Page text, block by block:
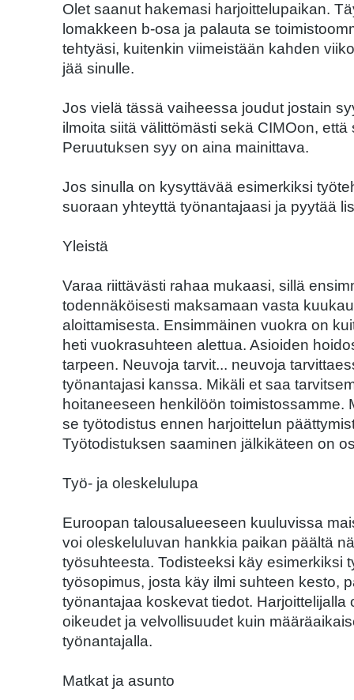
Olet saanut hakemasi harjoittelupaikan.
lomakkeen b-osa ja palauta se
tehtyäsi, kuitenkin viimeistään kahden
jää sinulle.
Jos vielä tässä vaiheessa joudut jostain
ilmoita siitä välittömästi sekä CIMOon,
Peruutuksen syy on aina mainittava.
Jos sinulla on kysyttävää esimerkiksi
suoraan yhteyttä työnantajaasi ja pyytää
Yleistä
Varaa riittävästi rahaa mukaasi, sillä
todennäköisesti maksamaan vasta
aloittamisesta. Ensimmäinen vuokra on
heti vuokrasuhteen alettua. Asioiden
tarpeen. Neuvoja tarvit... neuvoja
työnantajasi kanssa. Mikäli et saa
hoitaneeseen henkilöön toimistossamme.
se työtodistus ennen harjoittelun
Työtodistuksen saaminen jälkikäteen on
Työ- ja oleskelulupa
Euroopan talousalueeseen kuuluvissa
voi oleskeluluvan hankkia paikan päältä
työsuhteesta. Todisteeksi käy esimerkiksi
työsopimus, josta käy ilmi suhteen kesto,
työnantajaa koskevat tiedot.
oikeudet ja velvollisuudet kuin
työnantajalla.
Matkat ja asunto